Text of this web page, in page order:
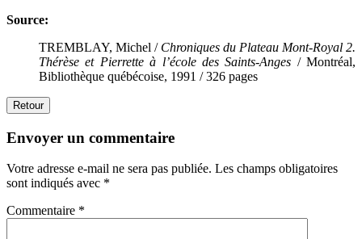
Source:
TREMBLAY, Michel / Chroniques du Plateau Mont-Royal 2.
Thérèse et Pierrette à l’école des Saints-Anges / Montréal,
Bibliothèque québécoise, 1991 / 326 pages
Retour
Envoyer un commentaire
Votre adresse e-mail ne sera pas publiée. Les champs obligatoires
sont indiqués avec *
Commentaire *